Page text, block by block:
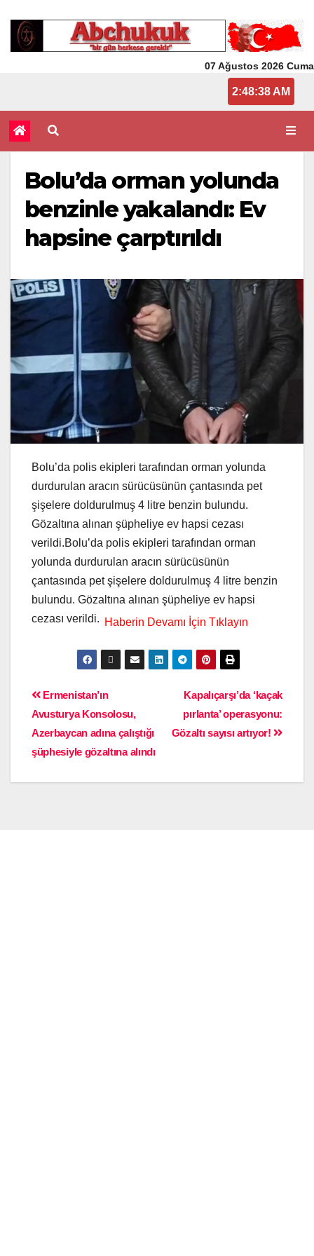
07 Ağustos 2026 Cuma
2:48:38 AM
Bolu’da orman yolunda
benzinle yakalandı: Ev
hapsine çarptırıldı
Bolu’da polis ekipleri tarafından orman yolunda
durdurulan aracın sürücüsünün çantasında pet
şişelere doldurulmuş 4 litre benzin bulundu.
Gözaltına alınan şüpheliye ev hapsi cezası
verildi.Bolu’da polis ekipleri tarafından orman
yolunda durdurulan aracın sürücüsünün
çantasında pet şişelere doldurulmuş 4 litre benzin
bulundu. Gözaltına alınan şüpheliye ev hapsi
cezası verildi.
Kapalıçarşı’da ‘kaçak
pırlanta’ operasyonu:
Gözaltı sayısı artıyor!
Ermenistan’ın
Avusturya Konsolosu,
Azerbaycan adına çalıştığı
şüphesiyle gözaltına alındı